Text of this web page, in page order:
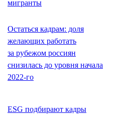
мигранты
Остаться кадрам: доля
желающих работать
за рубежом россиян
снизилась до уровня начала
2022-го
ESG подбирают кадры